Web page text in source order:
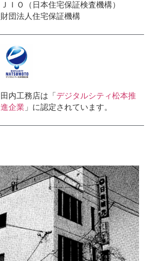
ＪＩＯ（日本住宅保証検査機構）
財団法人住宅保証機構
田内工務店は「 デジタルシティ松本推
進企業 」に認定されています。